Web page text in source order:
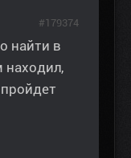
найти в
находил,
#179374